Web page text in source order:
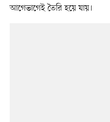
আগেভাগেই তৈরি হয়ে যায়।